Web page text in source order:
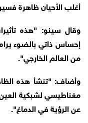
أغلب الأحيان ظاهرة
وقال سينو: "هذه
إحساس ذاتي بالضوء
من العالم الخارجي".
وأضاف: "تنشأ هذه
مغناطيسي لشبكية
عن الرؤية في الدماغ".